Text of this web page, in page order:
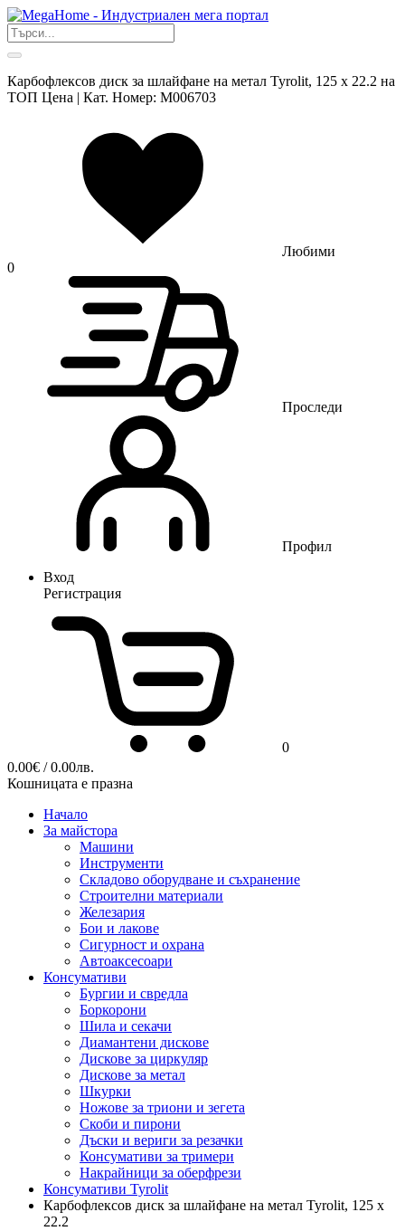
Карбофлексов диск за шлайфане на метал Tyrolit, 125 х 22.2 на
ТОП Цена | Кат. Номер: M006703
Любими
0
Проследи
Профил
Вход
Регистрация
0
0.00€ / 0.00лв.
Кошницата е празна
Начало
За майстора
Машини
Инструменти
Складово оборудване и съхранение
Строителни материали
Железария
Бои и лакове
Сигурност и охрана
Автоаксесоари
Консумативи
Бургии и свредла
Боркорони
Шила и секачи
Диамантени дискове
Дискове за циркуляр
Дискове за метал
Шкурки
Ножове за триони и зегета
Скоби и пирони
Дъски и вериги за резачки
Консумативи за тримери
Накрайници за оберфрези
Консумативи Tyrolit
Карбофлексов диск за шлайфане на метал Tyrolit, 125 х
22.2